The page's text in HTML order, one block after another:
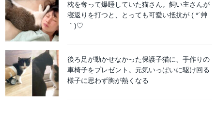
枕を奪って爆睡していた猫さん。飼い主さんが
寝返りを打つと、とっても可愛い抵抗が ( *´艸
｀)♡
後ろ足が動かせなかった保護子猫に、手作りの
車椅子をプレゼント。元気いっぱいに駆け回る
様子に思わず胸が熱くなる